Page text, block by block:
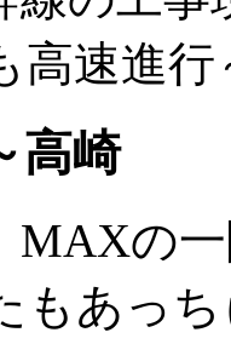
高速進行
高崎
MAXの
もあっ